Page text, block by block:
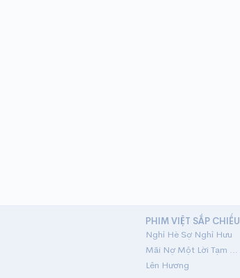
PHIM VIỆT SẮP CHIẾU
Nghỉ Hè Sợ Nghỉ Hưu
Mãi Nợ Một Lời Tạm Biệt
Lên Hương